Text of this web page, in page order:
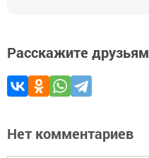
Расскажите друзьям
Нет комментариев